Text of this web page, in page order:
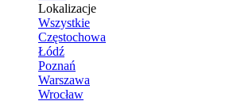
Lokalizacje
Wszystkie
Częstochowa
Łódź
Poznań
Warszawa
Wrocław